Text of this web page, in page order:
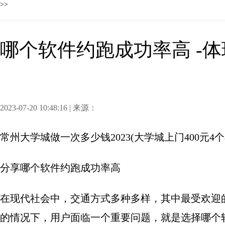
>>
哪个软件约跑成功率高 -
2023-07-20 10:48:16 | 来源：
常州大学城做一次多少钱2023(大学城上门400元4
分享哪个软件约跑成功率高
在现代社会中，交通方式多种多样，其中最受欢
的情况下，用户面临一个重要问题，就是选择哪